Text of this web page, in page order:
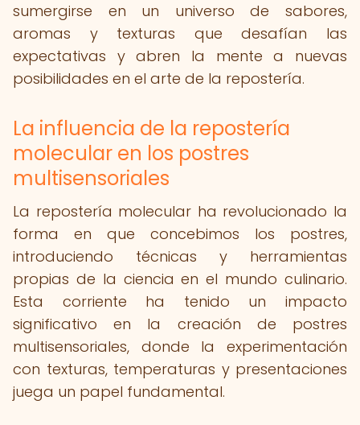
sumergirse en un universo de sabores,
aromas y texturas que desafían las
expectativas y abren la mente a nuevas
posibilidades en el arte de la repostería.
La influencia de la repostería
molecular en los postres
multisensoriales
La repostería molecular ha revolucionado la
forma en que concebimos los postres,
introduciendo técnicas y herramientas
propias de la ciencia en el mundo culinario.
Esta corriente ha tenido un impacto
significativo en la creación de postres
multisensoriales, donde la experimentación
con texturas, temperaturas y presentaciones
juega un papel fundamental.